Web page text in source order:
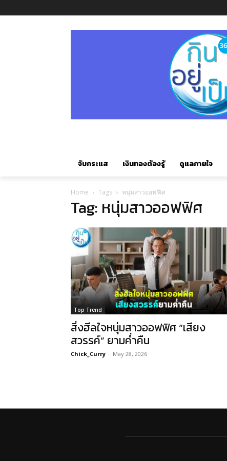
จับกระแส เงินทองต้องรู้ ดูแลกายใจ
Home Tags หนุ่มสาวออฟฟิศ
Tag: หนุ่มสาวออฟฟิศ
Top Trend
สิ่งฮีลใจหนุ่มสาวออฟฟิศ “เสียง
สวรรค์” ยามค่ำคืน
Chick_Curry - May 28, 2026